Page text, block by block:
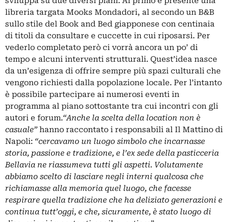
libreria targata Mooks Mondadori, al secondo un B&B
sullo stile del Book and Bed giapponese con centinaia
di titoli da consultare e cuccette in cui riposarsi. Per
vederlo completato però ci vorrà ancora un po’ di
tempo e alcuni interventi strutturali. Quest’idea nasce
da un’esigenza di offrire sempre più spazi culturali che
vengono richiesti dalla popolazione locale. Per l’intanto
è possibile partecipare ai numerosi eventi in
programma al piano sottostante tra cui incontri con gli
autori e forum.“Anche la scelta della location non è
casuale” hanno raccontato i responsabili al Il Mattino di
Napoli: “cercavamo un luogo simbolo che incarnasse
storia, passione e tradizione, e l’ex sede della pasticceria
Bellavia ne riassumeva tutti gli aspetti. Volutamente
abbiamo scelto di lasciare negli interni qualcosa che
richiamasse alla memoria quel luogo, che facesse
respirare quella tradizione che ha deliziato generazioni e
continua tutt’oggi, e che, sicuramente, è stato luogo di